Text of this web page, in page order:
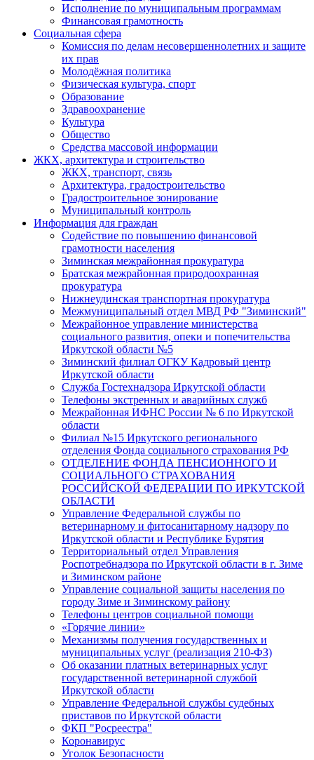
Исполнение по муниципальным программам
Финансовая грамотность
Социальная сфера
Комиссия по делам несовершеннолетних и защите
их прав
Молодёжная политика
Физическая культура, спорт
Образование
Здравоохранение
Культура
Общество
Средства массовой информации
ЖКХ, архитектура и строительство
ЖКХ, транспорт, связь
Архитектура, градостроительство
Градостроительное зонирование
Муниципальный контроль
Информация для граждан
Содействие по повышению финансовой
грамотности населения
Зиминская межрайонная прокуратура
Братская межрайонная природоохранная
прокуратура
Нижнеудинская транспортная прокуратура
Межмуниципальный отдел МВД РФ "Зиминский"
Межрайонное управление министерства
социального развития, опеки и попечительства
Иркутской области №5
Зиминский филиал ОГКУ Кадровый центр
Иркутской области
Служба Гостехнадзора Иркутской области
Телефоны экстренных и аварийных служб
Межрайонная ИФНС России № 6 по Иркутской
области
Филиал №15 Иркутского регионального
отделения Фонда социального страхования РФ
ОТДЕЛЕНИЕ ФОНДА ПЕНСИОННОГО И
СОЦИАЛЬНОГО СТРАХОВАНИЯ
РОССИЙСКОЙ ФЕДЕРАЦИИ ПО ИРКУТСКОЙ
ОБЛАСТИ
Управление Федеральной службы по
ветеринарному и фитосанитарному надзору по
Иркутской области и Республике Бурятия
Территориальный отдел Управления
Роспотребнадзора по Иркутской области в г. Зиме
и Зиминском районе
Управление социальной защиты населения по
городу Зиме и Зиминскому району
Телефоны центров социальной помощи
«Горячие линии»
Механизмы получения государственных и
муниципальных услуг (реализация 210-ФЗ)
Об оказании платных ветеринарных услуг
государственной ветеринарной службой
Иркутской области
Управление Федеральной службы судебных
приставов по Иркутской области
ФКП "Росреестра"
Коронавирус
Уголок Безопасности